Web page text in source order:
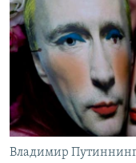
Владимир Путиннинг